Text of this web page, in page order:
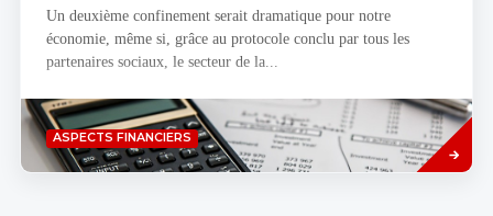
Un deuxième confinement serait dramatique pour notre
économie, même si, grâce au protocole conclu par tous les
partenaires sociaux, le secteur de la...
ASPECTS FINANCIERS
Savoir
plus